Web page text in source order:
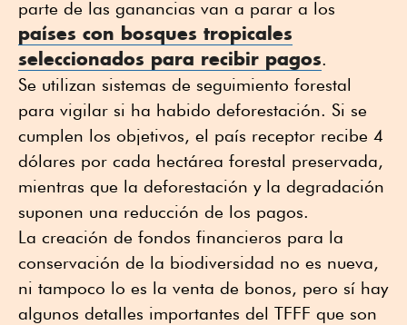
parte de las ganancias van a parar a los
países con bosques tropicales
seleccionados para recibir pagos.
Se utilizan sistemas de seguimiento forestal
para vigilar si ha habido deforestación. Si se
cumplen los objetivos, el país receptor recibe 4
dólares por cada hectárea forestal preservada,
mientras que la deforestación y la degradación
suponen una reducción de los pagos.
La creación de fondos financieros para la
conservación de la biodiversidad no es nueva,
ni tampoco lo es la venta de bonos, pero sí hay
algunos detalles importantes del TFFF que son